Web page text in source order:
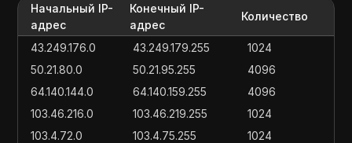
Начальный IP-
адрес
Конечный IP-
адрес
Количество
43.249.176.0 43.249.179.255
1024
50.21.80.0
50.21.95.255
4096
64.140.144.0
64.140.159.255
4096
103.46.216.0
103.46.219.255
1024
103.4.72.0
103.4.75.255
1024